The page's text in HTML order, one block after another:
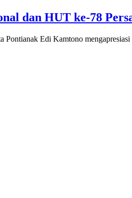
dan HUT ke-78
Edi Kamtono mengapresiasi